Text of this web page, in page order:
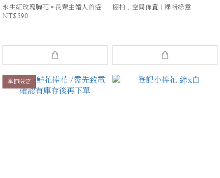
永生紅玫瑰胸花＊長輩主婚人首選
NT$590
棚拍．空間佈置｜裸粉綠意
季節限定